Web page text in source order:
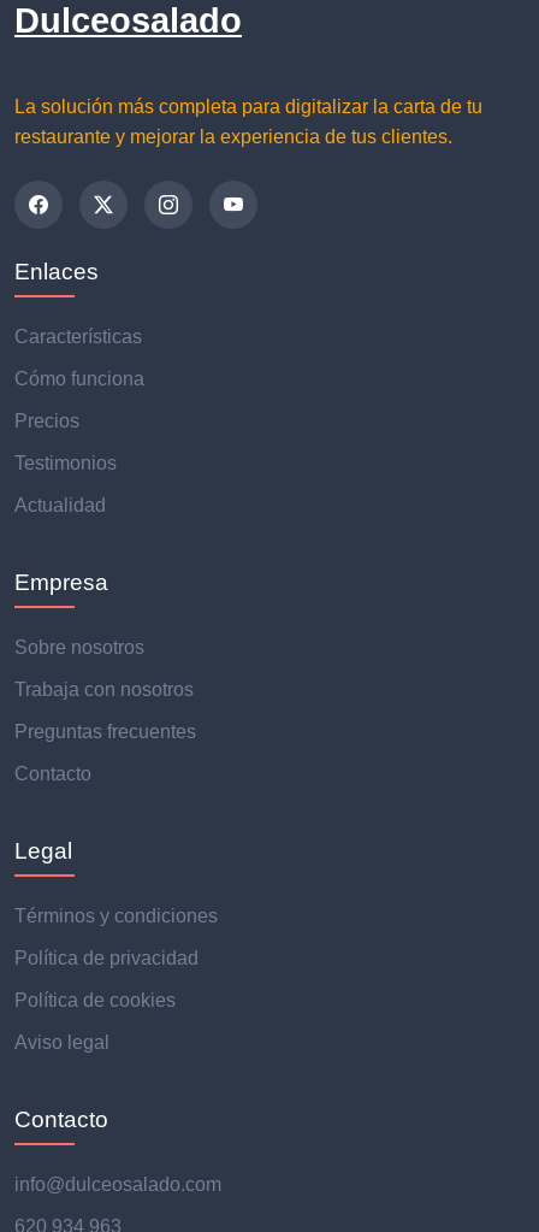
Dulceosalado
La solución más completa para digitalizar la carta de tu
restaurante y mejorar la experiencia de tus clientes.
Enlaces
Características
Cómo funciona
Precios
Testimonios
Actualidad
Empresa
Sobre nosotros
Trabaja con nosotros
Preguntas frecuentes
Contacto
Legal
Términos y condiciones
Política de privacidad
Política de cookies
Aviso legal
Contacto
info@dulceosalado.com
620 934 963